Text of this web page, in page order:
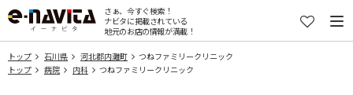
さぁ、今すぐ検索！
ナビタに掲載されている
地元のお店の情報が満載！
トップ 石川県 河北郡内灘町
つねファミリークリニック
トップ
病院 内科 つねファミリークリニック